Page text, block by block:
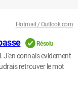
Hotmail / Outlook.com
Résolu
J'en connais evidement
retrouver le mot